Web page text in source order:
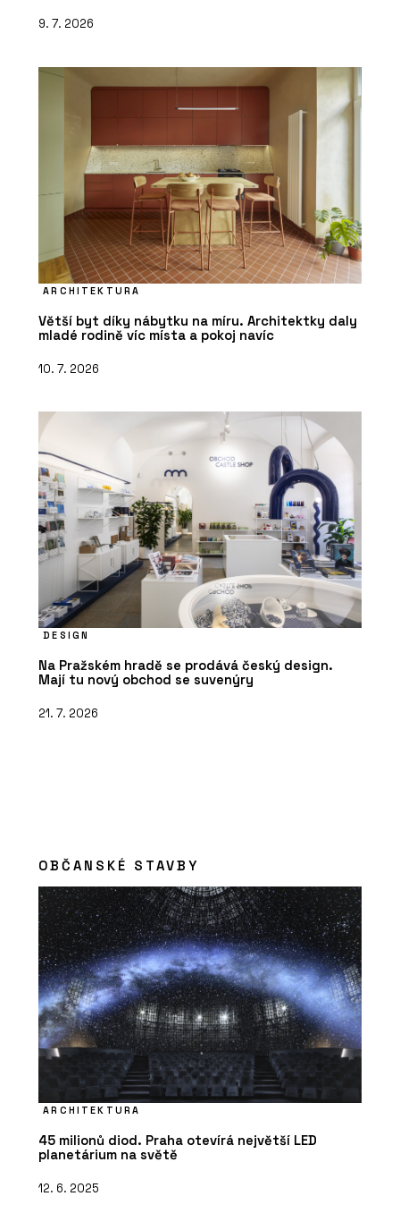
9. 7. 2026
ARCHITEKTURA
Větší byt díky nábytku na míru. Architektky daly
mladé rodině víc místa a pokoj navíc
10. 7. 2026
DESIGN
Na Pražském hradě se prodává český design.
Mají tu nový obchod se suvenýry
21. 7. 2026
OBČANSKÉ STAVBY
ARCHITEKTURA
45 milionů diod. Praha otevírá největší LED
planetárium na světě
12. 6. 2025